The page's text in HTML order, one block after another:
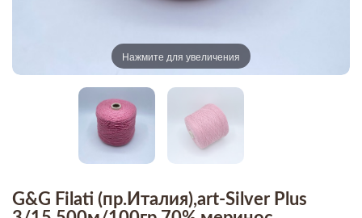
Нажмите для увеличения
G&G Filati (пр.Италия),art-Silver Plus